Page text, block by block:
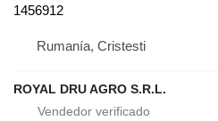
1456912
Rumanía, Cristesti
ROYAL DRU AGRO S.R.L.